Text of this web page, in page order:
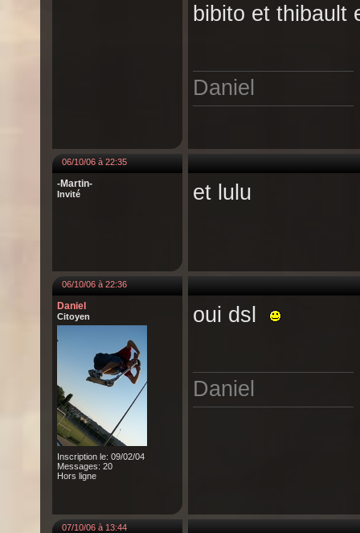
bibito et thibault
Daniel
06/10/06 à 22:35
-Martin-
Invité et lulu
06/10/06 à 22:36
Daniel
Citoyen
Inscription le: 09/02/04
Messages: 20
Hors ligne
oui dsl
Daniel
07/10/06 à 13:44